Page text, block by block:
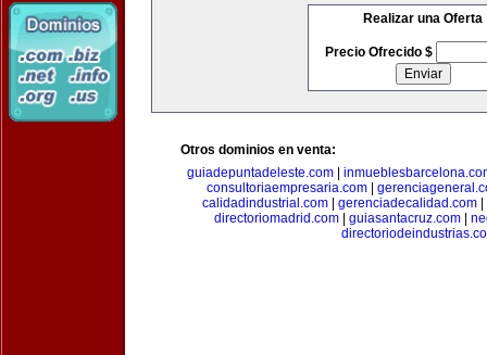
Realizar una Oferta
Precio Ofrecido $
Otros dominios en venta:
guiadepuntadeleste.com|
consultoriaempresaria.com
calidadindustrial.com
gerenciadecalidad.com
directoriomadrid.com| guiasantacruz.com|